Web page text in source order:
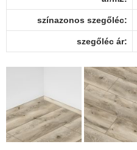
színazonos szegőléc:
szegőléc ár: